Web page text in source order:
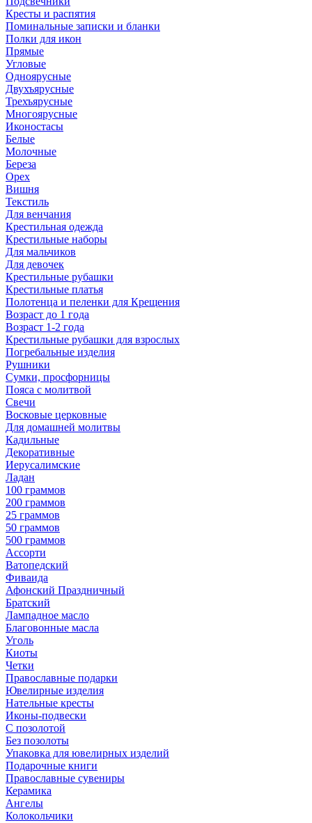
Кресты и распятия
Поминальные записки и бланки
Полки для икон
Прямые
Угловые
Одноярусные
Двухъярусные
Трехъярусные
Многоярусные
Иконостасы
Белые
Молочные
Береза
Орех
Вишня
Текстиль
Для венчания
Крестильная одежда
Крестильные наборы
Для мальчиков
Для девочек
Крестильные рубашки
Крестильные платья
Полотенца и пеленки для Крещения
Возраст до 1 года
Возраст 1-2 года
Крестильные рубашки для взрослых
Погребальные изделия
Рушники
Сумки, просфорницы
Пояса с молитвой
Свечи
Восковые церковные
Для домашней молитвы
Кадильные
Декоративные
Иерусалимские
Ладан
100 граммов
200 граммов
25 граммов
50 граммов
500 граммов
Ассорти
Ватопедский
Фиваида
Афонский Праздничный
Братский
Лампадное масло
Благовонные масла
Уголь
Киоты
Четки
Православные подарки
Ювелирные изделия
Нательные кресты
Иконы-подвески
С позолотой
Без позолоты
Упаковка для ювелирных изделий
Подарочные книги
Православные сувениры
Керамика
Ангелы
Колокольчики